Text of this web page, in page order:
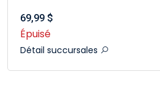
69,99 $
Épuisé
Détail succursales